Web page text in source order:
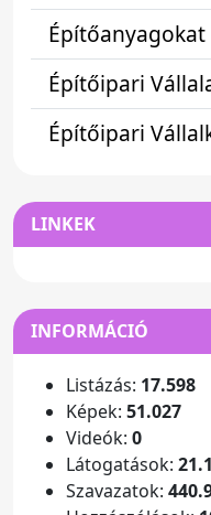
Építőipari
Építőipari
LINKEK
INFORMÁCIÓ
Listázás: 17.598
Képek: 51.027
Videók: 0
Látogatások:
Szavazatok: